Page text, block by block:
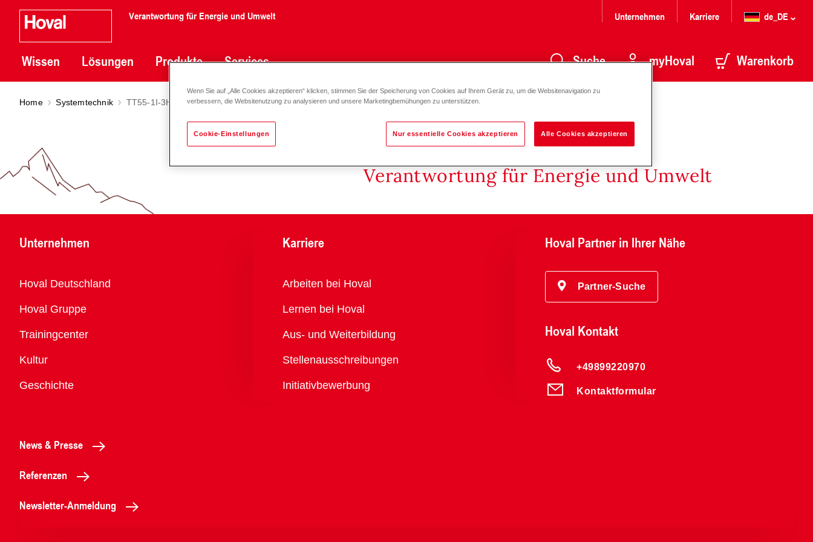
Verantwortung für Energie und Umwelt
Wissen Lösungen Produkte Services
Unternehmen Karriere de_DE
Suche myHoval Warenkorb
Home Systemtechnik TT55-1I-3H-1IS-MHK-MHK-MHK-DLK
Verantwortung für Energie und Umwelt
Unternehmen
Übersicht
Hoval Deutschland
Hoval Gruppe
Trainingcenter
Kultur
Geschichte
Karriere
Übersicht
Arbeiten bei Hoval
Lernen bei Hoval
Aus- und Weiterbildung
Stellenausschreibungen
Initiativbewerbung
Hoval Partner in Ihrer Nähe
Partner-Suche
Hoval Kontakt
+49899220970
Kontaktformular
News & Presse
Referenzen
Newsletter-Anmeldung
Wenn Sie auf „Alle Cookies akzeptieren“ klicken, stimmen Sie der Speicherung von Cookies auf Ihrem Gerät zu, um die Websitenavigation zu
verbessern, die Websitenutzung zu analysieren und unsere Marketingbemühungen zu unterstützen.
Cookie-Einstellungen Nur essentielle Cookies akzeptieren Alle Cookies akzeptieren